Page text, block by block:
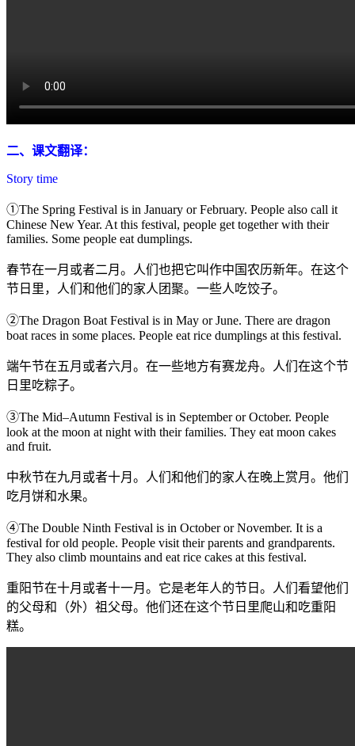
二、课文翻译：
Story time
①The Spring Festival is in January or February. People also call it
Chinese New Year. At this festival, people get together with their
families. Some people eat dumplings.
春节在一月或者二月。人们也把它叫作中国农历新年。在这个
节日里，人们和他们的家人团聚。一些人吃饺子。
②The Dragon Boat Festival is in May or June. There are dragon
boat races in some places. People eat rice dumplings at this festival.
端午节在五月或者六月。在一些地方有赛龙舟。人们在这个节
日里吃粽子。
③The Mid–Autumn Festival is in September or October. People
look at the moon at night with their families. They eat moon cakes
and fruit.
中秋节在九月或者十月。人们和他们的家人在晚上赏月。他们
吃月饼和水果。
④The Double Ninth Festival is in October or November. It is a
festival for old people. People visit their parents and grandparents.
They also climb mountains and eat rice cakes at this festival.
重阳节在十月或者十一月。它是老年人的节日。人们看望他们
的父母和（外）祖父母。他们还在这个节日里爬山和吃重阳
糕。